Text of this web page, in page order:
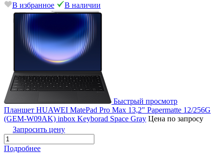
В избранное
В наличии
Быстрый просмотр
Планшет HUAWEI MatePad Pro Max 13,2" Papermatte 12/256G
(GEM-W09AK) inbox Keyborad Space Gray Цена по запросу
Запросить цену
Подробнее